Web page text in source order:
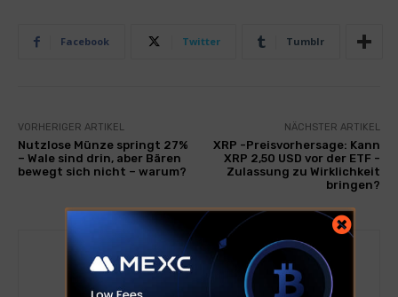
Facebook Twitter Tumblr
VORHERIGER ARTIKEL
Nutzlose Münze springt 27%
– Wale sind drin, aber Bären
bewegt sich nicht – warum?
NÄCHSTER ARTIKEL
XRP -Preisvorhersage: Kann
XRP 2,50 USD vor der ETF -
Zulassung zu Wirklichkeit
bringen?